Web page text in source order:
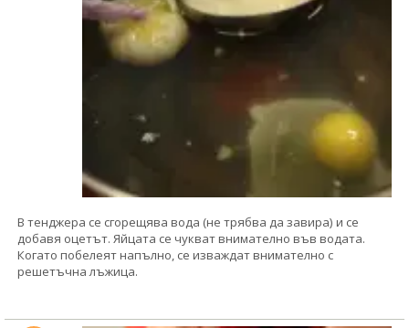
В тенджера се сгорещява вода (не трябва да завира) и се
добавя оцетът. Яйцата се чукват внимателно във водата.
Когато побелеят напълно, се изваждат внимателно с
решетъчна лъжица.